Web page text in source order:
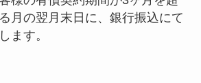
月の翌月末日に、銀行振込にて
ます。